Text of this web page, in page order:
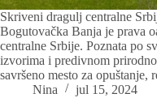
Skriveni dragulj centralne
Bogutovačka Banja je prava
centralne Srbije. Poznata po
izvorima i predivnom
savršeno mesto za
Nina
jul 15, 2024